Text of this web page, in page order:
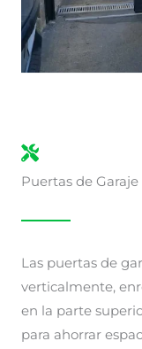
Puertas de
Las puertas de
verticalmente,
en la parte
para ahorrar